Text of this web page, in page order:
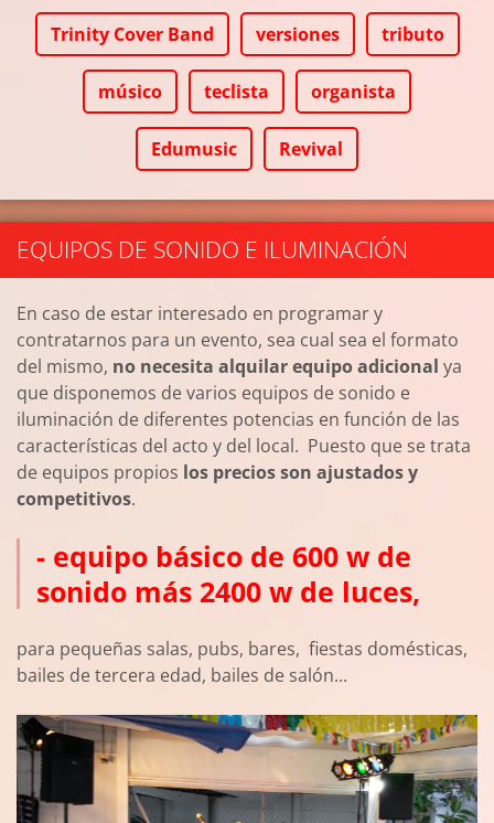
Trinity Cover Band versiones tributo
músico teclista organista
Edumusic Revival
EQUIPOS DE SONIDO E ILUMINACIÓN
En caso de estar interesado en programar y
contratarnos para un evento, sea cual sea el formato
del mismo, no necesita alquilar equipo adicional ya
que disponemos de varios equipos de sonido e
iluminación de diferentes potencias en función de las
características del acto y del local. Puesto que se trata
de equipos propios los precios son ajustados y
competitivos.
- equipo básico de 600 w de
sonido más 2400 w de luces,
para pequeñas salas, pubs, bares, fiestas domésticas,
bailes de tercera edad, bailes de salón...